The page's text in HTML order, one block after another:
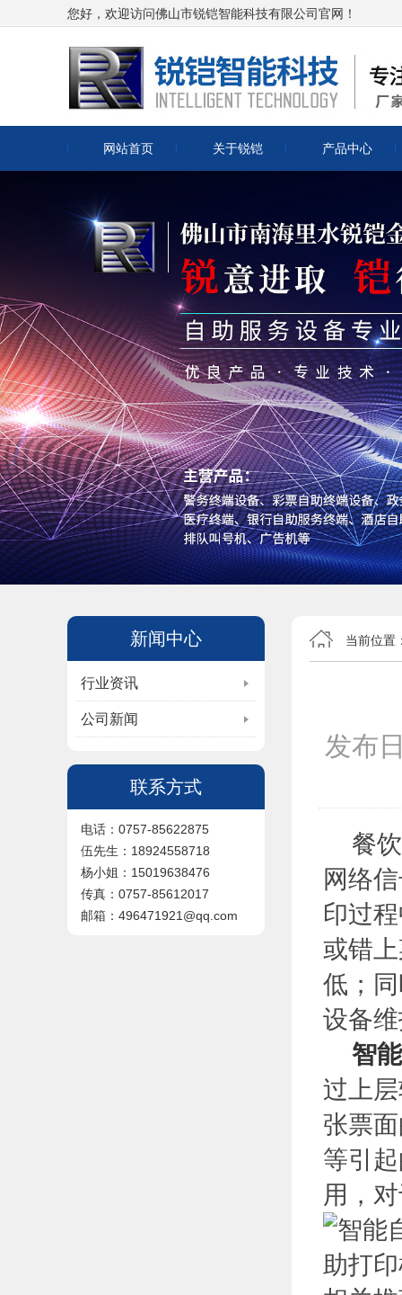
您好，欢迎访问佛山市锐铠智能科技有限公司官网！
网站首页 关于锐铠 产品中心
新闻中心
行业资讯
公司新闻
联系方式
电话：0757-85622875
伍先生：18924558718
杨小姐：15019638476
传真：0757-85612017
邮箱：496471921@qq.com
当前位置
发布
餐饮
网络
印过
或错
低；
设备
智
过上
张票
等引
用，